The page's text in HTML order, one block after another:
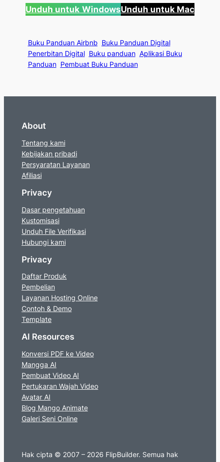
Unduh untuk WindowsUnduh untuk Mac
Buku Panduan Airbnb Buku Panduan Digital
Penerbitan Digital Buku panduan Aplikasi Buku
Panduan Pembuat Buku Panduan
About
Tentang kami
Kebijakan pribadi
Persyaratan Layanan
Afiliasi
Privacy
Dasar pengetahuan
Kustomisasi
Unduh File Verifikasi
Hubungi kami
Privacy
Daftar Produk
Pembelian
Layanan Hosting Online
Contoh & Demo
Template
AI Resources
Konversi PDF ke Video
Mangga AI
Pembuat Video AI
Pertukaran Wajah Video
Avatar AI
Blog Mango Animate
Galeri Seni Online
Hak cipta © 2007 – 2026 FlipBuilder. Semua hak